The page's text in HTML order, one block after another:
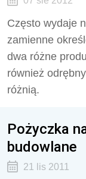
Często wydaje
zamienne
dwa różne
również
różnią.
Pożyczka
budowlane
21 lis 2011